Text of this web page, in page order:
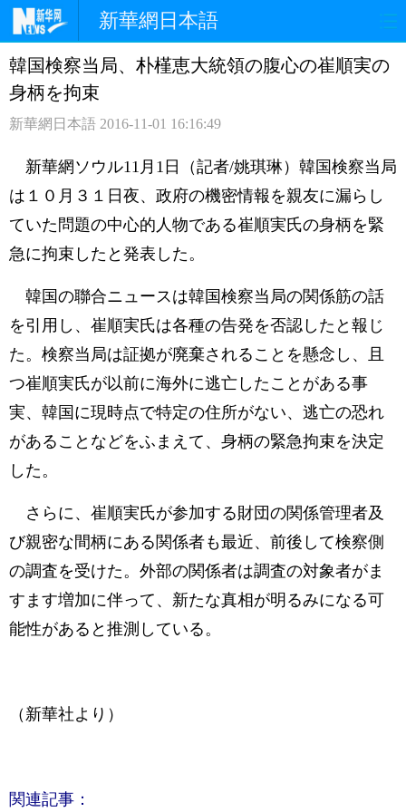
新華網日本語
ホームページ 政治 経済
観光 評論 写真
中日対訳
韓国検察当局、朴槿恵大統領の腹心の崔順実の
身柄を拘束
新華網日本語 2016-11-01 16:16:49
新華網ソウル11月1日（記者/姚琪琳）韓国検察当局
は１０月３１日夜、政府の機密情報を親友に漏らし
ていた問題の中心的人物である崔順実氏の身柄を緊
急に拘束したと発表した。
韓国の聯合ニュースは韓国検察当局の関係筋の話
を引用し、崔順実氏は各種の告発を否認したと報じ
た。検察当局は証拠が廃棄されることを懸念し、且
つ崔順実氏が以前に海外に逃亡したことがある事
実、韓国に現時点で特定の住所がない、逃亡の恐れ
があることなどをふまえて、身柄の緊急拘束を決定
した。
さらに、崔順実氏が参加する財団の関係管理者及
び親密な間柄にある関係者も最近、前後して検察側
の調査を受けた。外部の関係者は調査の対象者がま
すます増加に伴って、新たな真相が明るみになる可
能性があると推測している。
（新華社より）
関連記事：